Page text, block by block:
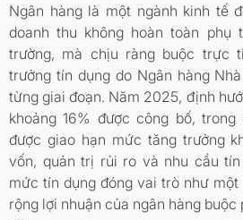
Ngân hàng là một ngành kinh tế
doanh thu không hoàn toàn phụ
trường, mà chịu ràng buộc trực
trưởng tín dụng do Ngân hàng
từng giai đoạn. Năm 2025, định
khoảng 16% được công bố,
được giao hạn mức tăng trưởng
vốn, quản trị rủi ro và nhu cầu
mức tín dụng đóng vai trò như một
rộng lợi nhuận của ngân hàng